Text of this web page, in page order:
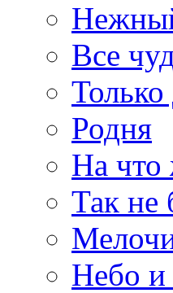
Все
Родня
На что
Так не
Небо и